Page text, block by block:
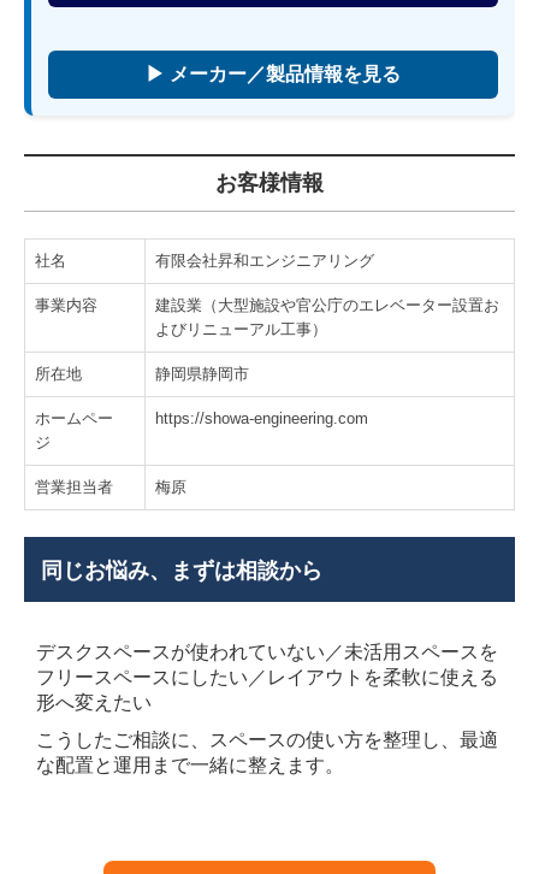
▶ メーカー／製品情報を見る
お客様情報
社名 有限会社昇和エンジニアリング
事業内容
建設業（大型施設や官公庁のエレベーター設置お
よびリニューアル工事）
所在地 静岡県静岡市
ホームペー
ジ
https://showa-engineering.com
営業担当者 梅原
同じお悩み、まずは相談から
デスクスペースが使われていない／未活用スペースを
フリースペースにしたい／レイアウトを柔軟に使える
形へ変えたい
こうしたご相談に、スペースの使い方を整理し、最適
な配置と運用まで一緒に整えます。